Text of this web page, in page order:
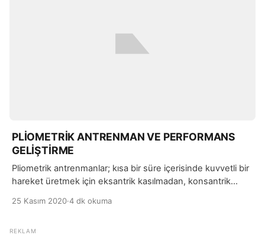
PLİOMETRİK ANTRENMAN VE PERFORMANS
GELİŞTİRME
Pliometrik antrenmanlar; kısa bir süre içerisinde kuvvetli bir
hareket üretmek için eksantrik kasılmadan, konsantrik
direnç antrenmanlarıdır.
25 Kasım 2020·4 dk okuma